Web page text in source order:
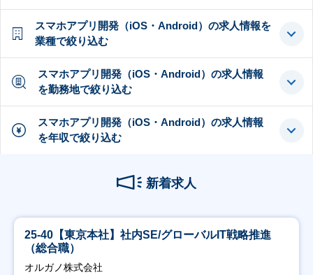
スマホアプリ開発（iOS・Android）の求人情報を
業種で絞り込む
スマホアプリ開発（iOS・Android）の求人情報
を勤務地で絞り込む
スマホアプリ開発（iOS・Android）の求人情報
を年収で絞り込む
新着求人
25-40【東京本社】社内SE/グローバルIT戦略推進
（総合職）
オルガノ株式会社